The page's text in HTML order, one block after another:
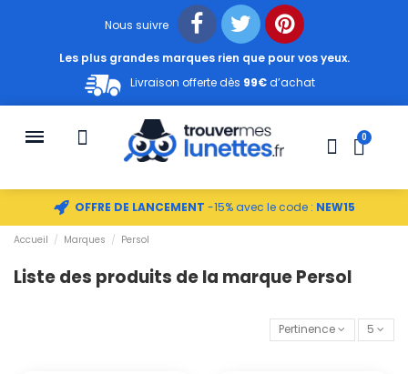
Nous suivre
Les plus grandes marques rien que pour vos yeux.
Livraison offerte dès 99€d’achat
OFFRE DE LANCEMENT -15% avec le code : NEW15
Accueil Marques Persol
Liste des produits de la marque Persol
Pertinence 5